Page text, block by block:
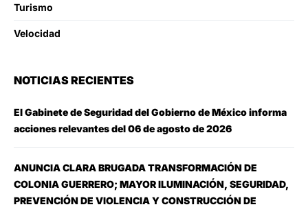
Turismo
Velocidad
NOTICIAS RECIENTES
El Gabinete de Seguridad del Gobierno de México informa
acciones relevantes del 06 de agosto de 2026
ANUNCIA CLARA BRUGADA TRANSFORMACIÓN DE
COLONIA GUERRERO; MAYOR ILUMINACIÓN, SEGURIDAD,
PREVENCIÓN DE VIOLENCIA Y CONSTRUCCIÓN DE